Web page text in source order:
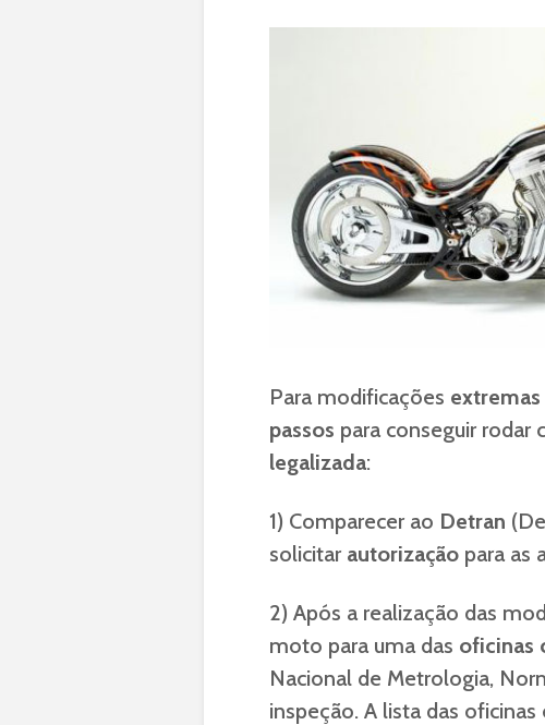
Para modificações extremas
passos para conseguir
legalizada:
1) Comparecer ao Detran
solicitar autorização para as
2) Após a realização das
moto para uma das oficinas
Nacional de Metrologia,
inspeção. A lista das